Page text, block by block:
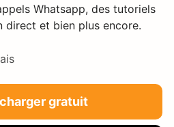
Whatsapp, des tutoriels
direct et bien plus encore.
gratuit